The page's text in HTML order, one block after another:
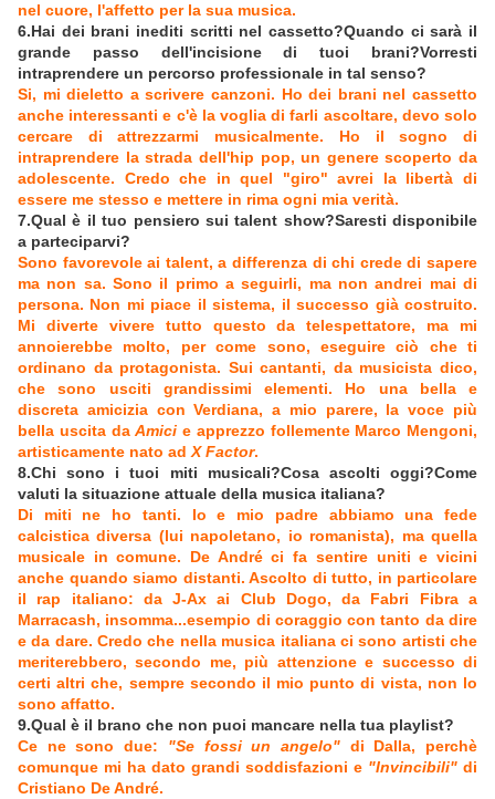
nel cuore, l'affetto per la sua musica.
6.Hai dei brani inediti scritti nel cassetto?Quando ci sarà il
grande passo dell'incisione di tuoi brani?Vorresti
intraprendere un percorso professionale in tal senso?
Si, mi dieletto a scrivere canzoni. Ho dei brani nel cassetto
anche interessanti e c'è la voglia di farli ascoltare, devo solo
cercare di attrezzarmi musicalmente. Ho il sogno di
intraprendere la strada dell'hip pop, un genere scoperto da
adolescente. Credo che in quel "giro" avrei la libertà di
essere me stesso e mettere in rima ogni mia verità.
7.Qual è il tuo pensiero sui talent show?Saresti disponibile
a parteciparvi?
Sono favorevole ai talent, a differenza di chi crede di sapere
ma non sa. Sono il primo a seguirli, ma non andrei mai di
persona. Non mi piace il sistema, il successo già costruito.
Mi diverte vivere tutto questo da telespettatore, ma mi
annoierebbe molto, per come sono, eseguire ciò che ti
ordinano da protagonista. Sui cantanti, da musicista dico,
che sono usciti grandissimi elementi. Ho una bella e
discreta amicizia con Verdiana, a mio parere, la voce più
bella uscita daAmici e apprezzo follemente Marco Mengoni,
artisticamente nato ad X Factor.
8.Chi sono i tuoi miti musicali?Cosa ascolti oggi?Come
valuti la situazione attuale della musica italiana?
Di miti ne ho tanti. Io e mio padre abbiamo una fede
calcistica diversa (lui napoletano, io romanista), ma quella
musicale in comune. De André ci fa sentire uniti e vicini
anche quando siamo distanti. Ascolto di tutto, in particolare
il rap italiano: da J-Ax ai Club Dogo, da Fabri Fibra a
Marracash, insomma...esempio di coraggio con tanto da dire
e da dare. Credo che nella musica italiana ci sono artisti che
meriterebbero, secondo me, più attenzione e successo di
certi altri che, sempre secondo il mio punto di vista, non lo
sono affatto.
9.Qual è il brano che non puoi mancare nella tua playlist?
Ce ne sono due: "Se fossi un angelo"di Dalla, perchè
comunque mi ha dato grandi soddisfazioni e "Invincibili" di
Cristiano De André.